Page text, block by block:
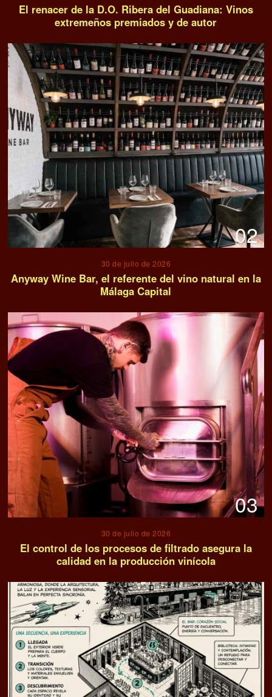
El renacer de la D.O. Ribera del Guadiana: Vinos
extremeños premiados y de autor
02
30 de julio de 2026
Anyway Wine Bar, el referente del vino natural en la
Málaga Capital
03
30 de julio de 2026
El control de los procesos de filtrado asegura la
calidad en la producción vinícola